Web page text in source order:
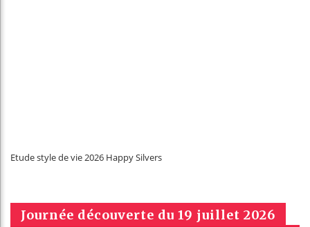
Etude style de vie 2026 Happy Silvers
Journée découverte du 19 juillet 2026